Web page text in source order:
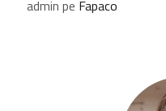
admin pe Fapaco